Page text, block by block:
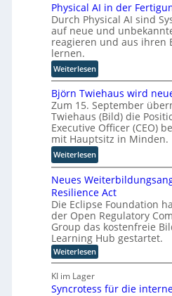
l
l
e
r
n
e
i
n
M
E
S
a
b
e
i
s
p
l
t
I
i
n
S
A
P
W
i
e
s
a
u
b
e
r
e
D
a
t
e
K
D
u
n
d
i
c
r
o
s
o
f
t
k
o
o
p
e
r
i
e
e
Physical AI in der
Durch Physical AI sind
auf neue und
reagieren und aus ihren
lernen.
Weiterlesen:
P
h
y
s
c
a
l
A
I
i
n
d
e
r
Björn Twiehaus wird
Zum 15. September
Twiehaus (Bild) die
Executive Officer (CEO)
mit Hauptsitz in Minden.
Weiterlesen:
B
j
ö
r
n
T
w
i
a
Neues
Resilience Act
Die Eclipse Foundation
der Open Regulatory
Group das kostenfreie
Learning Hub gestartet.
Weiterlesen:
N
e
KI im Lager
Syncrotess für die